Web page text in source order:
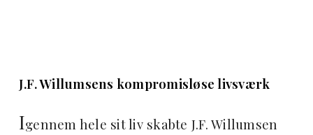
J.F. Willumsens kompromisløse livsværk
Igennem hele sit liv skabte J.F. Willumsen